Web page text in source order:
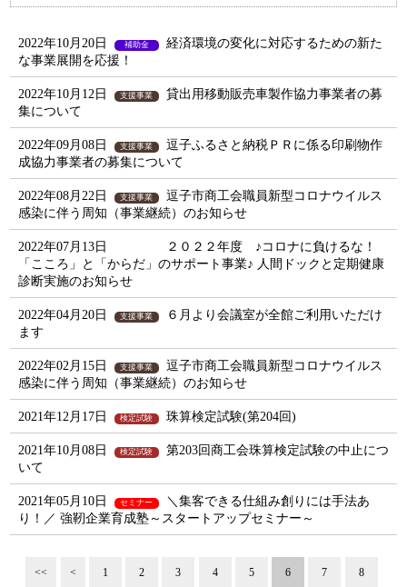
2022年10月20日 補助金
経済環境の変化に対応するための新た
な事業展開を応援！
2022年10月12日 支援事業
貸出用移動販売車製作協力事業者の募
集について
2022年09月08日 支援事業
逗子ふるさと納税ＰＲに係る印刷物作
成協力事業者の募集について
2022年08月22日 支援事業
逗子市商工会職員新型コロナウイルス
感染に伴う周知（事業継続）のお知らせ
2022年07月13日
２０２２年度 ♪コロナに負けるな！
「こころ」と「からだ」のサポート事業♪ 人間ドックと定期健康
診断実施のお知らせ
2022年04月20日 支援事業
６月より会議室が全館ご利用いただけ
ます
2022年02月15日 支援事業
逗子市商工会職員新型コロナウイルス
感染に伴う周知（事業継続）のお知らせ
2021年12月17日 検定試験 珠算検定試験(第204回)
2021年10月08日 検定試験
第203回商工会珠算検定試験の中止につ
いて
2021年05月10日 セミナー
＼集客できる仕組み創りには手法あ
り！／ 強靭企業育成塾～スタートアップセミナー～
<< < 1 2 3 4 5 6 7 8